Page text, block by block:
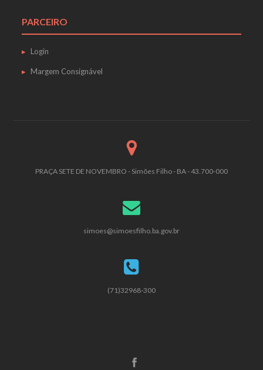
PARCEIRO
Login
Margem Consignável
PRAÇA SETE DE NOVEMBRO - Simões Filho - BA - 43.700-000
simoes@simoesfilho.ba.gov.br
(71)32968-300